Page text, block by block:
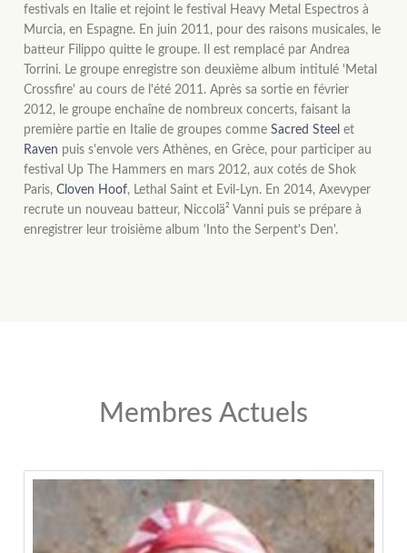
festivals en Italie et rejoint le festival Heavy Metal Espectros à
Murcia, en Espagne. En juin 2011, pour des raisons musicales, le
batteur Filippo quitte le groupe. Il est remplacé par Andrea
Torrini. Le groupe enregistre son deuxième album intitulé 'Metal
Crossfire' au cours de l'été 2011. Après sa sortie en février
2012, le groupe enchaîne de nombreux concerts, faisant la
première partie en Italie de groupes commeSacred Steel et
Raven puis s'envole vers Athènes, en Grèce, pour participer au
festival Up The Hammers en mars 2012, aux cotés de Shok
Paris,Cloven Hoof, Lethal Saint et Evil-Lyn. En 2014, Axevyper
recrute un nouveau batteur, Niccolä² Vanni puis se prépare à
enregistrer leur troisième album 'Into the Serpent's Den'.
Membres Actuels